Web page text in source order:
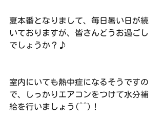
夏本番となりまして、毎日暑い日が続
いておりますが、皆さんどうお過ごし
でしょうか？♪
室内にいても熱中症になるそうですの
で、しっかりエアコンをつけて水分補
給を行いましょう(^^)！